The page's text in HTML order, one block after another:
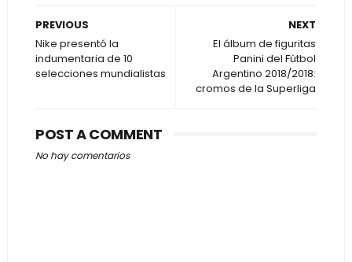
NEXT
El álbum de figuritas
Panini del Fútbol
Argentino 2018/2018:
cromos de la Superliga
PREVIOUS
Nike presentó la
indumentaria de 10
selecciones mundialistas
POST A COMMENT
No hay comentarios